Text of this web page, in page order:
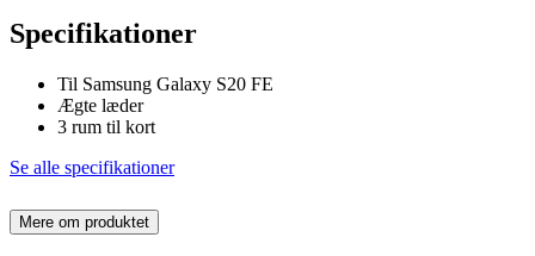
Specifikationer
Til Samsung Galaxy S20 FE
Ægte læder
3 rum til kort
Se alle specifikationer
Mere om produktet